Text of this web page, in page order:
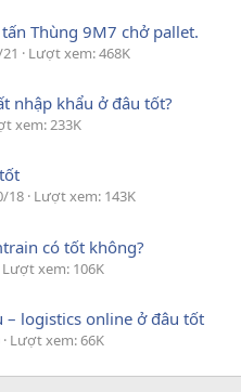
Thùng 9M7 chở pallet.
Lượt xem: 468K
nhập khẩu ở đâu tốt?
xem: 233K
18 Lượt xem: 143K
có tốt không?
Lượt xem: 106K
– logistics online ở đâu tốt
Lượt xem: 66K